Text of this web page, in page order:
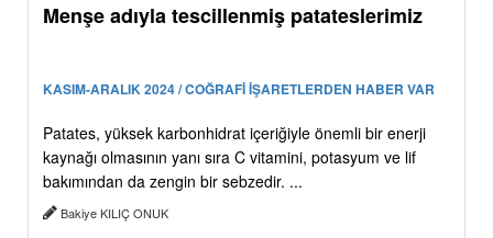
Menşe adıyla tescillenmiş patateslerimiz
KASIM-ARALIK 2024 / COĞRAFİ İŞARETLERDEN HABER VAR
Patates, yüksek karbonhidrat içeriğiyle önemli bir enerji
kaynağı olmasının yanı sıra C vitamini, potasyum ve lif
bakımından da zengin bir sebzedir. ...
Bakiye KILIÇ ONUK